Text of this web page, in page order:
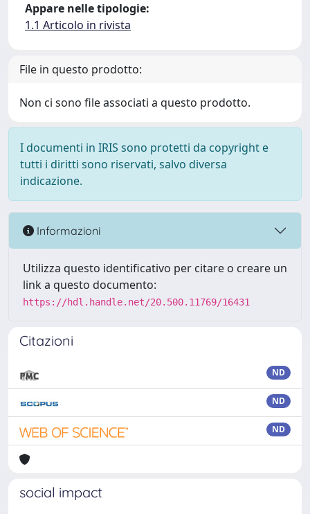
Appare nelle tipologie:
1.1 Articolo in rivista
File in questo prodotto:
Non ci sono file associati a questo prodotto.
I documenti in IRIS sono protetti da copyright e
tutti i diritti sono riservati, salvo diversa
indicazione.
Informazioni
Utilizza questo identificativo per citare o creare un
link a questo documento:
https://hdl.handle.net/20.500.11769/16431
Citazioni
ND
ND
ND
social impact